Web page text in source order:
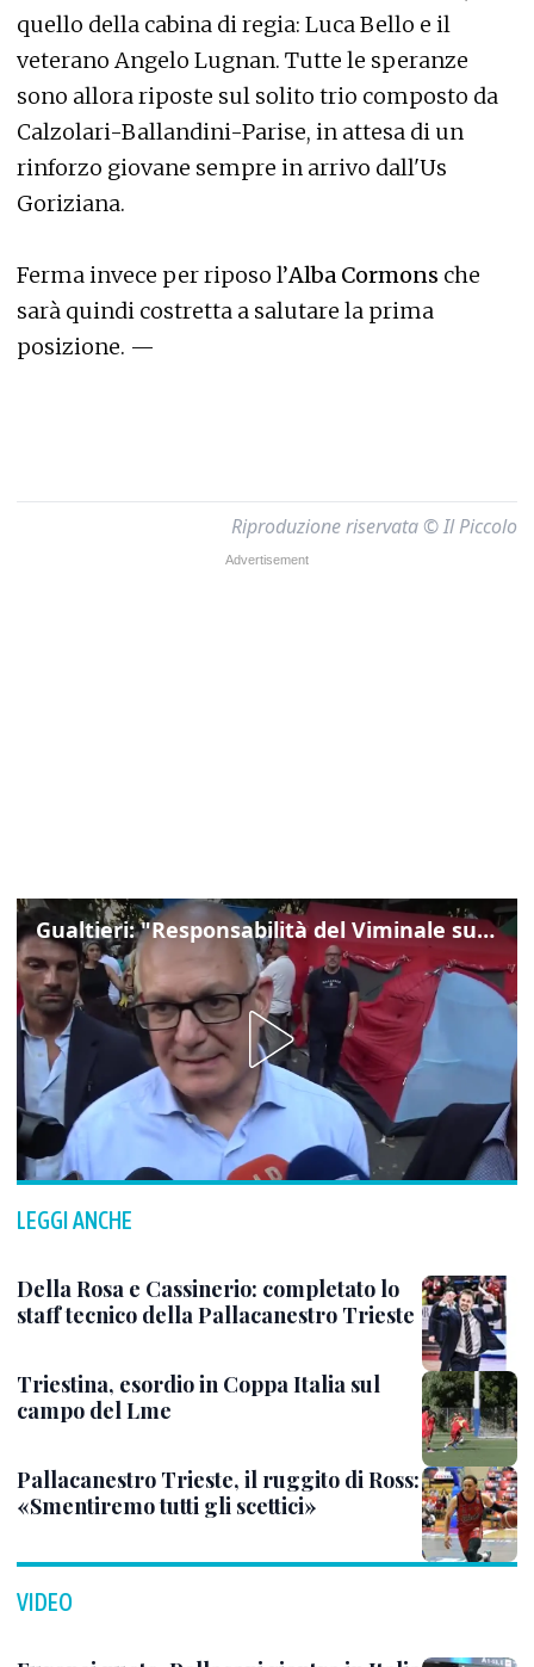
quello della cabina di regia: Luca Bello e il
veterano Angelo Lugnan. Tutte le speranze
sono allora riposte sul solito trio composto da
Calzolari-Ballandini-Parise, in attesa di un
rinforzo giovane sempre in arrivo dall'Us
Goriziana.
Ferma invece per riposo l’Alba Cormons che
sarà quindi costretta a salutare la prima
posizione. —
Riproduzione riservata © Il Piccolo
Gualtieri: "Responsabilità del Viminale su Spin Time? La posizione dei partiti è nota"
LEGGI ANCHE
Della Rosa e Cassinerio: completato lo
staff tecnico della Pallacanestro Trieste
Triestina, esordio in Coppa Italia sul
campo del Lme
Pallacanestro Trieste, il ruggito di Ross:
«Smentiremo tutti gli scettici»
VIDEO